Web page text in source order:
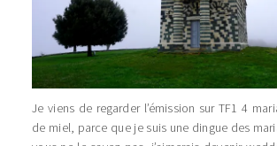
Je viens de regarder l’émission sur TF1 4
de miel, parce que je suis une dingue des